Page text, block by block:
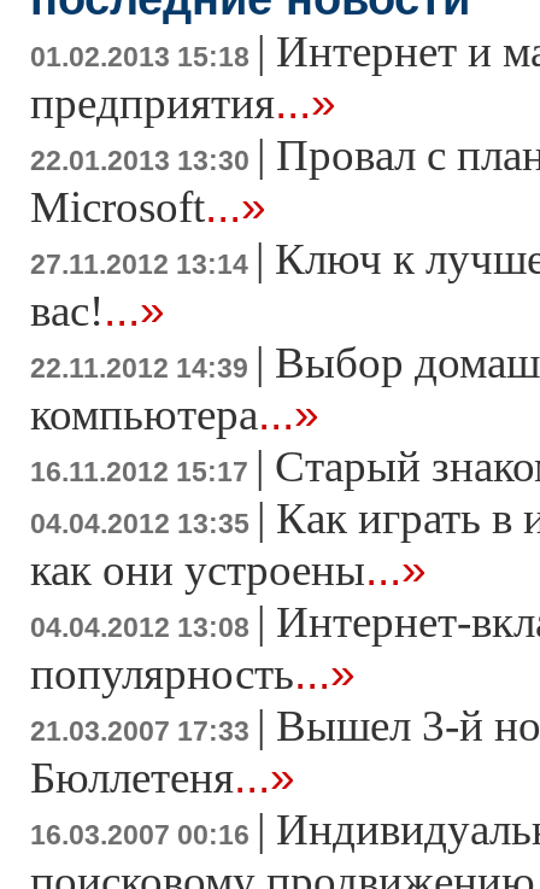
01.02.2013 15:18 | Интернет и
предприятия...»
22.01.2013 13:30 | Провал с
Microsoft...»
27.11.2012 13:14 | Ключ к
вас!...»
22.11.2012 14:39 | Выбор
компьютера...»
16.11.2012 15:17 | Старый
04.04.2012 13:35 | Как играть в
как они устроены...»
04.04.2012 13:08 | Интернет-
популярность...»
21.03.2007 17:33 | Вышел 3-й
Бюллетеня...»
16.03.2007 00:16 |